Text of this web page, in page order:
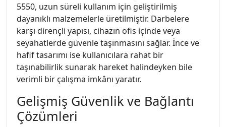
5550, uzun süreli kullanım için geliştirilmiş
dayanıklı malzemelerle üretilmiştir. Darbelere
karşı dirençli yapısı, cihazın ofis içinde veya
seyahatlerde güvenle taşınmasını sağlar. İnce ve
hafif tasarımı ise kullanıcılara rahat bir
taşınabilirlik sunarak hareket halindeyken bile
verimli bir çalışma imkânı yaratır.
Gelişmiş Güvenlik ve Bağlantı
Çözümleri